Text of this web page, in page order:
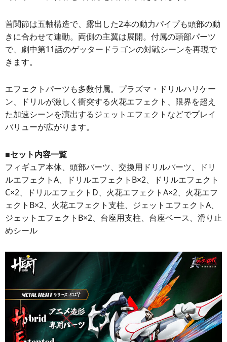
首関節は五軸構造で、露出した2本の動力パイプも頭部の動
きに合わせて連動。両側の主翼は展開。付属の頭部パーツ
で、劇中第11話のゲッタードラゴンの対戦シーンを再現で
きます。
エフェクトパーツも多数付属。プラズマ・ドリルハリケー
ン、ドリルが激しく衝突する火花エフェクト、限界を超え
た加速シーンを演出するジェットエフェクトなどでプレイ
バリューが広がります。
■セット内容一覧
フィギュア本体、頭部パーツ、交換用ドリルパーツ、ドリ
ルエフェクトA、ドリルエフェクトB×2、ドリルエフェクト
C×2、ドリルエフェクトD、火花エフェクトA×2、火花エフ
ェクトB×2、火花エフェクト支柱、ジェットエフェクトA、
ジェットエフェクトB×2、台座用支柱、台座ベース、滑り止
めシール